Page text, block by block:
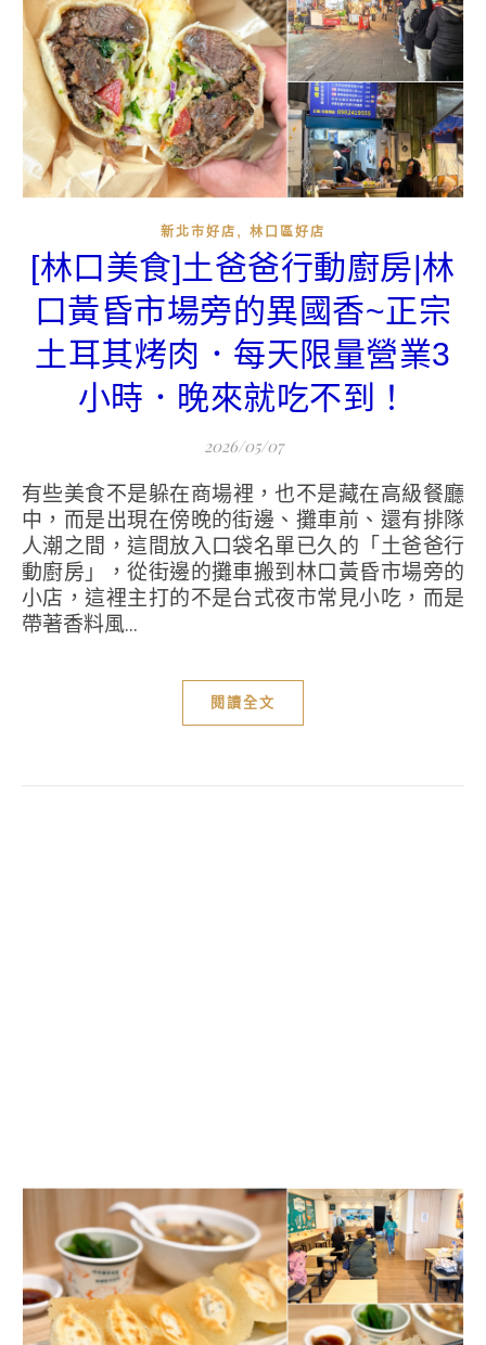
新北市好店 , 林口區好店
[林口美食]土爸爸行動廚房|林
口黃昏市場旁的異國香~正宗
土耳其烤肉．每天限量營業3
小時．晚來就吃不到！
2026/05/07
有些美食不是躲在商場裡，也不是藏在高級餐廳
中，而是出現在傍晚的街邊、攤車前、還有排隊
人潮之間，這間放入口袋名單已久的「土爸爸行
動廚房」，從街邊的攤車搬到林口黃昏市場旁的
小店，這裡主打的不是台式夜市常見小吃，而是
帶著香料風...
閱讀全文